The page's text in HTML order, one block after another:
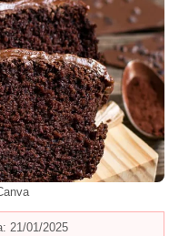
21/01/2025